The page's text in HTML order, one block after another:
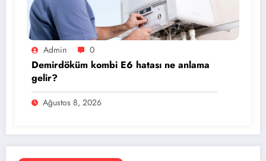
Admin 0
Demirdöküm kombi E6 hatası ne anlama
gelir?
Ağustos 8, 2026